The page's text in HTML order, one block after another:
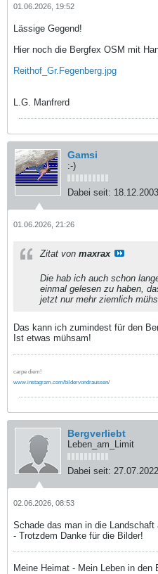
01.06.2026, 19:52
Lässige Gegend!
Hier noch die Bergfex OSM mit
Reithof_Gr.Fegenberg.jpg
L.G. Manfrerd
Gamsi
:-)
Dabei seit: 18.12.2003
01.06.2026, 21:26
Zitat von maxrax
Die hab ich auch schon
einmal gelesen zu haben,
jetzt nur mehr ziemlich
Das kann ich zumindest für den
Ist etwas mühsam!
carpe diem!
www.instagram.com/bildervondraussen/
Bergverliebt
Leben_am_Limit
Dabei seit: 27.07.2022
02.06.2026, 08:53
Schade das man in die
- Trotzdem Danke für die Bilder!
Meine Heimat - Mein Leben in den